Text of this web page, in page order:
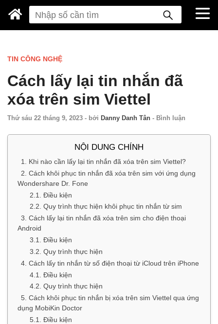
TIN CÔNG NGHỆ
Cách lấy lại tin nhắn đã
xóa trên sim Viettel
Thứ sáu 22 tháng 9, 2023 - bởi Danny Danh Tân - Bình luận
NỘI DUNG CHÍNH
1. Khi nào cần lấy lại tin nhắn đã xóa trên sim Viettel?
2. Cách khôi phục tin nhắn đã xóa trên sim với ứng dụng
Wondershare Dr. Fone
2.1. Điều kiện
2.2. Quy trình thực hiện khôi phục tin nhắn từ sim
3. Cách lấy lại tin nhắn đã xóa trên sim cho điện thoại
Android
3.1. Điều kiện
3.2. Quy trình thực hiện
4. Cách lấy tin nhắn từ số điện thoại từ iCloud trên iPhone
4.1. Điều kiện
4.2. Quy trình thực hiện
5. Cách khôi phục tin nhắn bị xóa trên sim Viettel qua ứng
dụng MobiKin Doctor
5.1. Điều kiện